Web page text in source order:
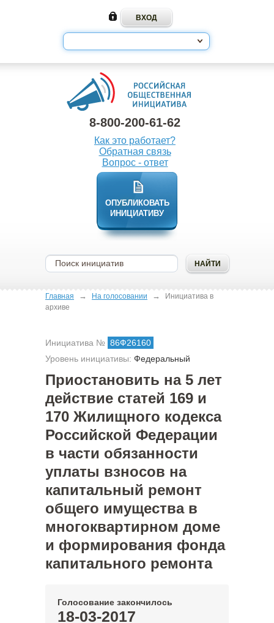
8-800-200-61-62
Как это работает?
Обратная связь
Вопрос - ответ
ОПУБЛИКОВАТЬ
ИНИЦИАТИВУ
Главная → На голосовании →
Инициатива в
архиве
Инициатива № 86Ф26160
Уровень инициативы: Федеральный
Приостановить на 5 лет
действие статей 169 и
170 Жилищного кодекса
Российской Федерации
в части обязанности
уплаты взносов на
капитальный ремонт
общего имущества в
многоквартирном доме
и формирования фонда
капитального ремонта
Голосование закончилось
18-03-2017